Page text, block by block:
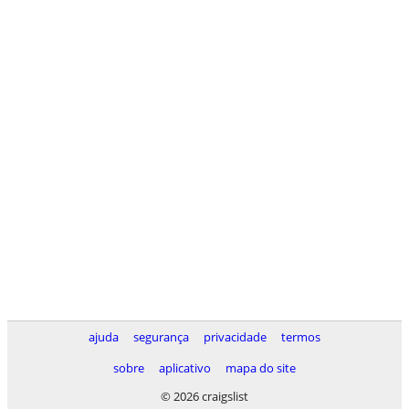
ajuda segurança privacidade
termos
sobre
aplicativo
mapa do site
© 2026 craigslist